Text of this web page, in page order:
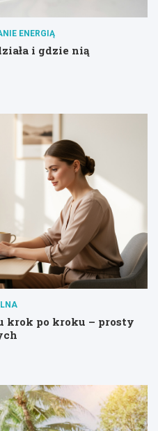
ENERGIĄ
i gdzie nią
krok po kroku – prosty